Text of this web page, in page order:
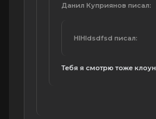
Данил Куприянов писал:
HIHIdsdfsd писал:
Тебя я смотрю тоже клоун